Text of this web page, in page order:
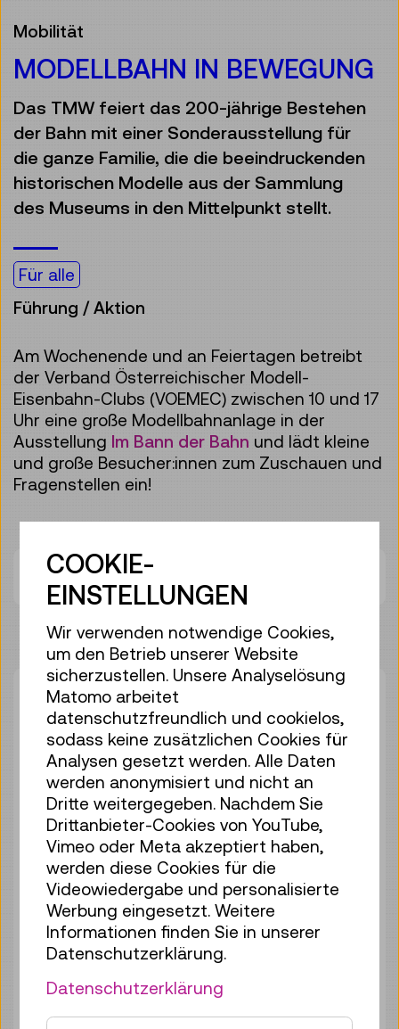
Mobilität
MODELLBAHN IN BEWEGUNG
Das TMW feiert das 200-jährige Bestehen
der Bahn mit einer Sonderausstellung für
die ganze Familie, die die beeindruckenden
historischen Modelle aus der Sammlung
des Museums in den Mittelpunkt stellt.
Für alle
Führung / Aktion
Am Wochenende und an Feiertagen betreibt
der Verband Österreichischer Modell-
Eisenbahn-Clubs (VOEMEC) zwischen 10 und 17
Uhr eine große Modellbahnanlage in der
Ausstellung Im Bann der Bahn und lädt kleine
und große Besucher:innen zum Zuschauen und
Fragenstellen ein!
Dauer:07:00h
Sa 08.08. 10:00–17:00
Führung / Aktion
keine Anmeldung
erforderlich
So 09.08. 10:00–17:00
Führung / Aktion
keine Anmeldung
erforderlich
Sa 15.08.
10:00–17:00
Führung / Aktion
So 16.08. 10:00–17:00
COOKIE-
EINSTELLUNGEN
Wir verwenden notwendige Cookies,
um den Betrieb unserer Website
sicherzustellen. Unsere Analyselösung
Matomo arbeitet
datenschutzfreundlich und cookielos,
sodass keine zusätzlichen Cookies für
Analysen gesetzt werden. Alle Daten
werden anonymisiert und nicht an
Dritte weitergegeben. Nachdem Sie
Drittanbieter-Cookies von YouTube,
Vimeo oder Meta akzeptiert haben,
werden diese Cookies für die
Videowiedergabe und personalisierte
Werbung eingesetzt. Weitere
Informationen finden Sie in unserer
Datenschutzerklärung.
Datenschutzerklärung